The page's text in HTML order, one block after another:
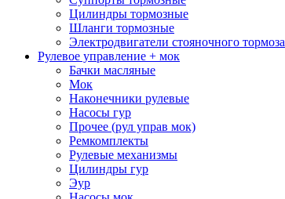
Цилиндры тормозные
Шланги тормозные
Электродвигатели стояночного тормоза
Рулевое управление + мок
Бачки масляные
Мок
Наконечники рулевые
Насосы гур
Прочее (рул управ мок)
Ремкомплекты
Рулевые механизмы
Цилиндры гур
Эур